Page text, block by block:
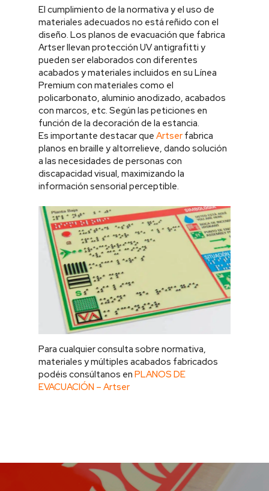
El cumplimiento de la normativa y el uso de
materiales adecuados no está reñido con el
diseño. Los planos de evacuación que fabrica
Artser llevan protección UV antigrafitti y
pueden ser elaborados con diferentes
acabados y materiales incluidos en su Línea
Premium con materiales como el
policarbonato, aluminio anodizado, acabados
con marcos, etc. Según las peticiones en
función de la decoración de la estancia.
Es importante destacar que Artser fabrica
planos en braille y altorrelieve, dando solución
a las necesidades de personas con
discapacidad visual, maximizando la
información sensorial perceptible.
Para cualquier consulta sobre normativa,
materiales y múltiples acabados fabricados
podéis consúltanos en PLANOS DE
EVACUACIÓN – Artser